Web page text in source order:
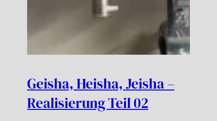
Geisha, Heisha, Jeisha –
Realisierung Teil 02